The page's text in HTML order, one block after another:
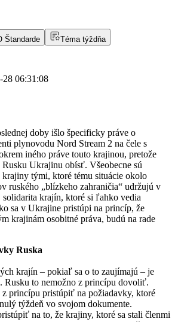
Štandarde
Téma týždňa
28 06:31:08
doby išlo špecificky práve o
plynovodu Nord Stream 2 na čele s
iného práve touto krajinou, pretože
Ukrajinu obísť. Všeobecne sú
tými, ktoré tému situácie okolo
ruského „blízkeho zahraničia“ udržujú v
krajín, ktoré si ľahko vedia
sa v Ukrajine pristúpi na princíp, že
krajinám osobitné práva, budú na rade
Ruska
krajín – pokiaľ sa o to zaujímajú – je
Rusku to nemožno z princípu dovoliť.
princípu pristúpiť na požiadavky, ktoré
týždeň vo svojom dokumente.
na to, že krajiny, ktoré sa stali členmi